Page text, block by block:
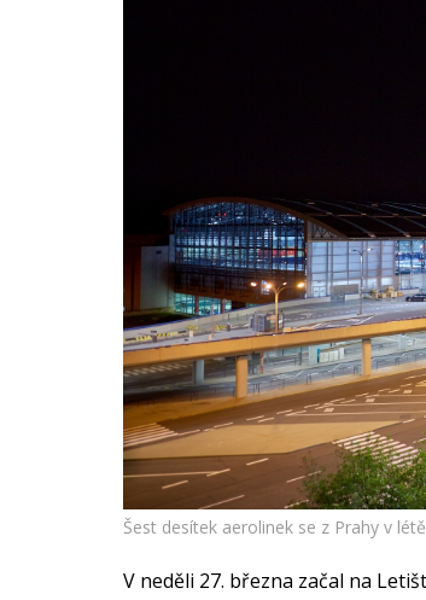
Šest desítek aerolinek se z Prahy v
V neděli 27. března začal na